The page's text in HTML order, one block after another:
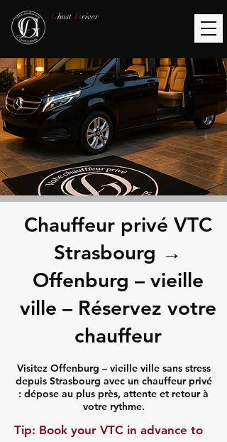
Ghost Driver
Chauffeur privé VTC
Strasbourg →
Offenburg – vieille
ville – Réservez votre
chauffeur
Visitez Offenburg – vieille ville sans stress
depuis Strasbourg avec un chauffeur privé
: dépose au plus près, attente et retour à
votre rythme.
​Tip: Book your VTC in advance to